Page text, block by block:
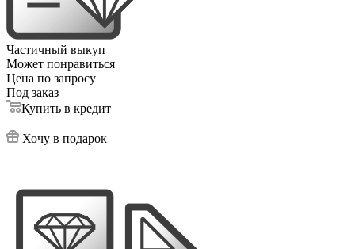
Частичный выкуп
Может понравиться
Цена по запросу
Под заказ
Купить в кредит
Хочу в подарок